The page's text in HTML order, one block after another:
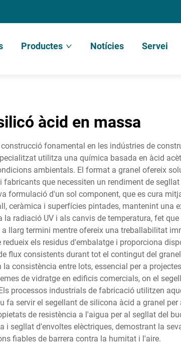
Productes Notícies Servei
àcid en massa
fonamental en les indústries de
utilitza una química basada en àcid
ambientals. El format a granel ofereix
que necessiten un rendiment de
formulació d'un sol component, que es cura
ceràmica i superfícies pintades, mantenint una
radiació UV i als canvis de temperatura, fet
llarg termini mentre ofereix una treballabilitat
els residus d'embalatge i proporciona
flux consistents durant tot el contingut del
consistència entre lots, essencial per a
de vidratge en edificis comercials, on el
processos industrials de fabricació utilitzen
servir el segellant de silicona àcid a granel
de resistència a l'aigua per al segllat del
i segllat d'envoltes elèctriques, demostrant la
fiables de barrera contra la humitat i l'aire.